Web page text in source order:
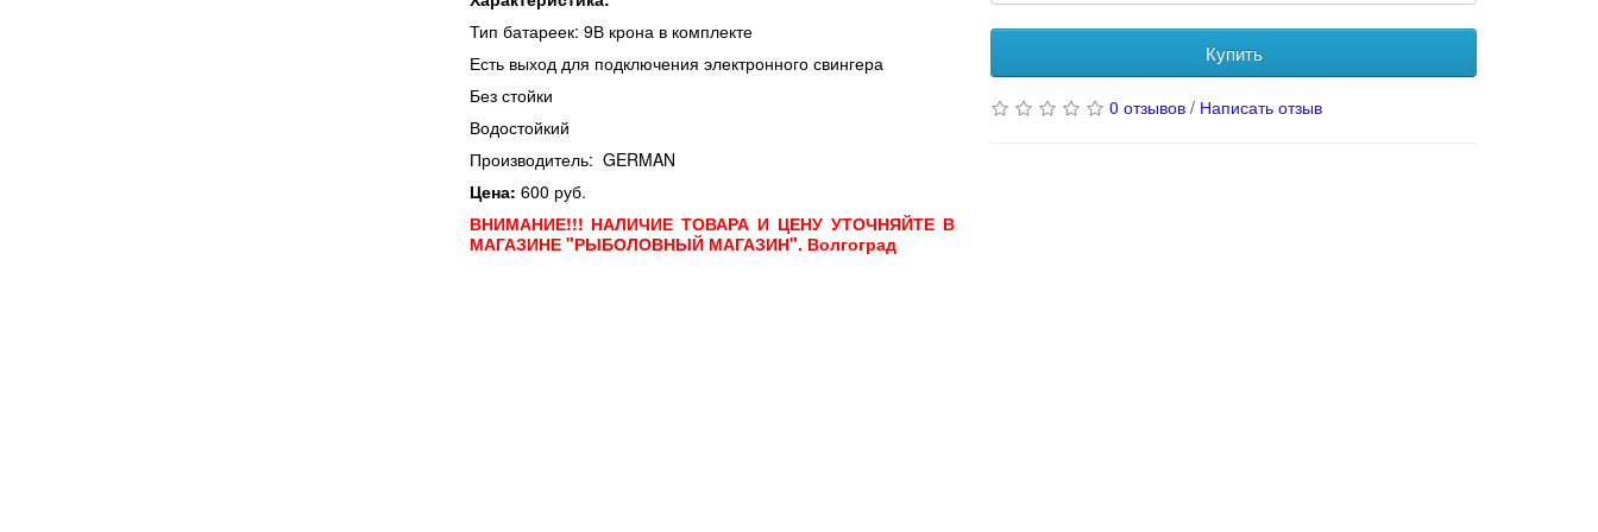
Тип батареек: 9В крона в комплекте
Есть выход для подключения электронного свингера
Без стойки
Водостойкий
Производитель: GERMAN
Цена: 600 руб.
ВНИМАНИЕ!!! НАЛИЧИЕ ТОВАРА И ЦЕНУ УТОЧНЯЙТЕ В
МАГАЗИНЕ "РЫБОЛОВНЫЙ МАГАЗИН". Волгоград
Купить
0 отзывов / Написать отзыв